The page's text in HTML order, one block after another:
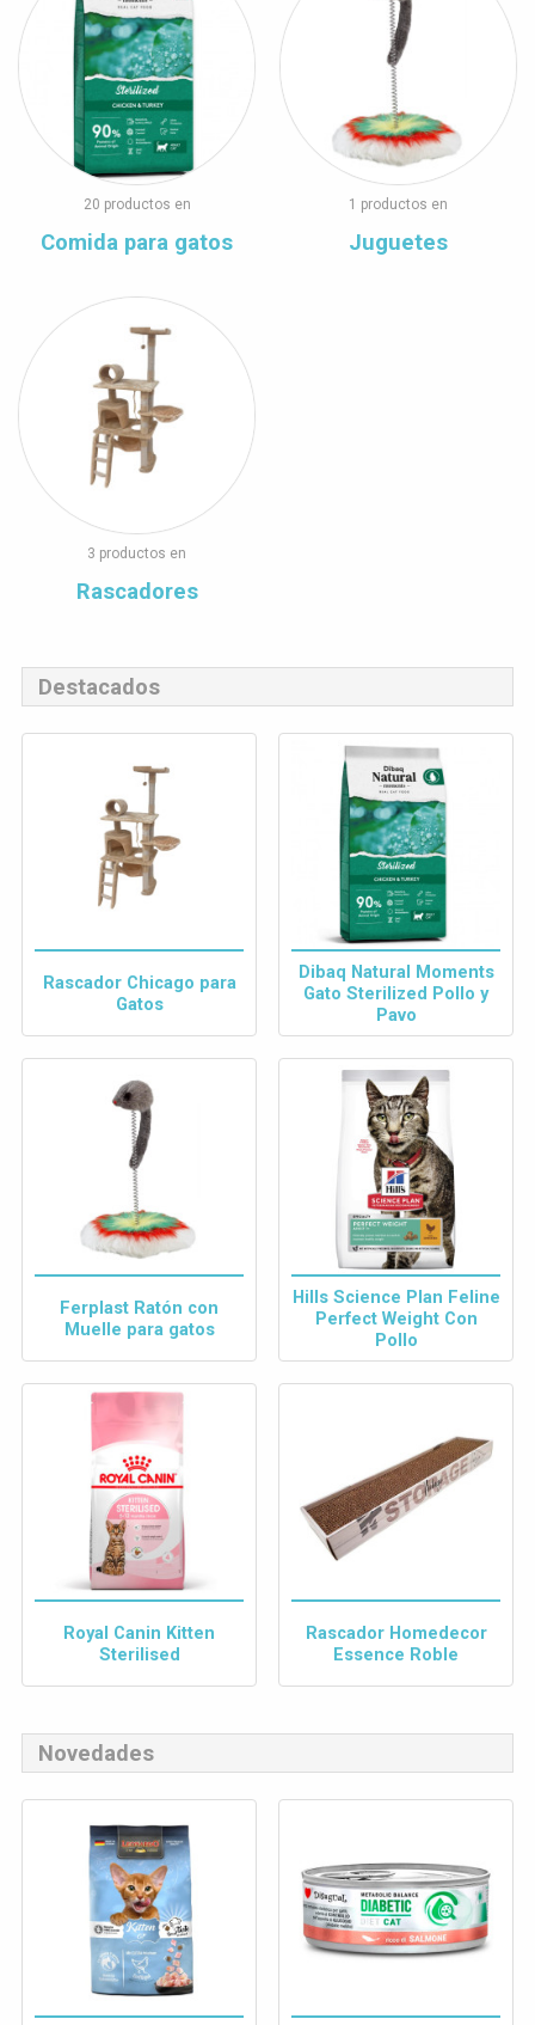
20 productos en
Comida para gatos
1 productos en
Juguetes
3 productos en
Rascadores
Destacados
Rascador Chicago para
Gatos
Dibaq Natural Moments
Gato Sterilized Pollo y
Pavo
Ferplast Ratón con
Muelle para gatos
Hills Science Plan Feline
Perfect Weight Con
Pollo
Royal Canin Kitten
Sterilised
Rascador Homedecor
Essence Roble
Novedades